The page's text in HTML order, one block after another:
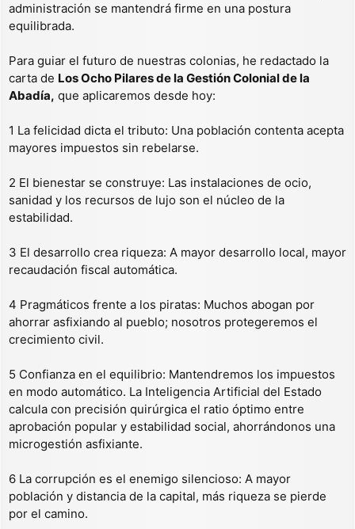
administración se mantendrá firme en una postura
equilibrada.
Para guiar el futuro de nuestras colonias, he redactado la
carta de Los Ocho Pilares de la Gestión Colonial de la
Abadía, que aplicaremos desde hoy:
1 La felicidad dicta el tributo: Una población contenta acepta
mayores impuestos sin rebelarse.
2 El bienestar se construye: Las instalaciones de ocio,
sanidad y los recursos de lujo son el núcleo de la
estabilidad.
3 El desarrollo crea riqueza: A mayor desarrollo local, mayor
recaudación fiscal automática.
4 Pragmáticos frente a los piratas: Muchos abogan por
ahorrar asfixiando al pueblo; nosotros protegeremos el
crecimiento civil.
5 Confianza en el equilibrio: Mantendremos los impuestos
en modo automático. La Inteligencia Artificial del Estado
calcula con precisión quirúrgica el ratio óptimo entre
aprobación popular y estabilidad social, ahorrándonos una
microgestión asfixiante.
6 La corrupción es el enemigo silencioso: A mayor
población y distancia de la capital, más riqueza se pierde
por el camino.